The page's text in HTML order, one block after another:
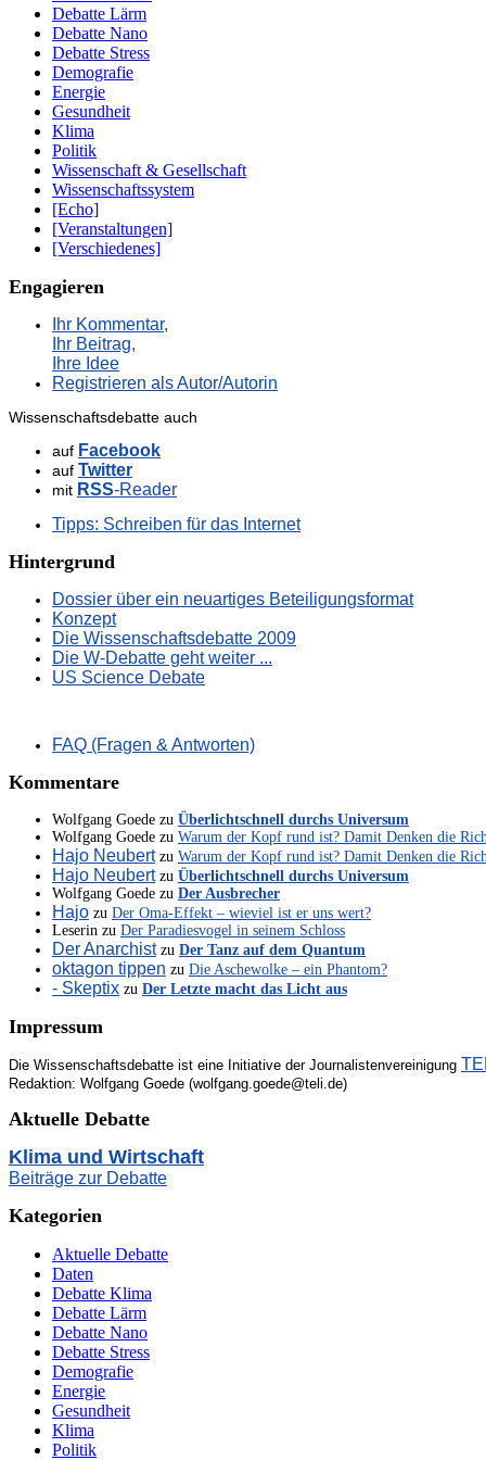
</strong>
Debatte Lärm
Debatte Nano
Debatte Stress
Demografie
Energie
Gesundheit
Klima
Politik
Wissenschaft & Gesellschaft
Wissenschaftssystem
[Echo]
[Veranstaltungen]
[Verschiedenes]
Engagieren
Ihr Kommentar,
Ihr Beitrag,
Ihre Idee
Registrieren als Autor/Autorin
Wissenschaftsdebatte auch
auf Facebook
auf Twitter
mit RSS-Reader
Tipps: Schreiben für das Internet
Hintergrund
Dossier über ein neuartiges Beteiligungsformat
Konzept
Die Wissenschaftsdebatte 2009
Die W-Debatte geht weiter ...
US Science Debate
FAQ (Fragen & Antworten)
Kommentare
Wolfgang Goede zu Überlichtschnell durchs Universum
Wolfgang Goede zu Warum der Kopf rund ist? Damit Denken die
Hajo Neubertzu Warum der Kopf rund ist? Damit Denken die
Hajo Neubertzu Überlichtschnell durchs Universum
Wolfgang Goede zu Der Ausbrecher
Hajo zu Der Oma-Effekt – wieviel ist er uns wert?
Leserin zu Der Paradiesvogel in seinem Schloss
Der Anarchistzu Der Tanz auf dem Quantum
oktagon tippen zu Die Aschewolke – ein Phantom?
- Skeptix zu Der Letzte macht das Licht aus
Impressum
Die Wissenschaftsdebatte ist eine Initiative der Journalistenvereinigung
Redaktion: Wolfgang Goede (wolfgang.goede@teli.de)
Aktuelle Debatte
Klima und Wirtschaft
Beiträge zur Debatte
Kategorien
Aktuelle Debatte
Daten
Debatte Klima
Debatte Lärm
Debatte Nano
Debatte Stress
Demografie
Energie
Gesundheit
Klima
Politik